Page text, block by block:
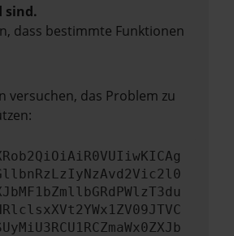
sind.
dass bestimmte Funktionen
versuchen, das Problem zu